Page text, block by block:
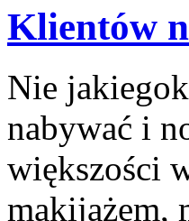
Klientów
Nie
nabywać i
większości
makijażem,